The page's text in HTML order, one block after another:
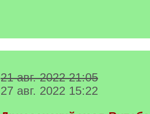
21 авг. 2022 21:05
27 авг. 2022 15:22